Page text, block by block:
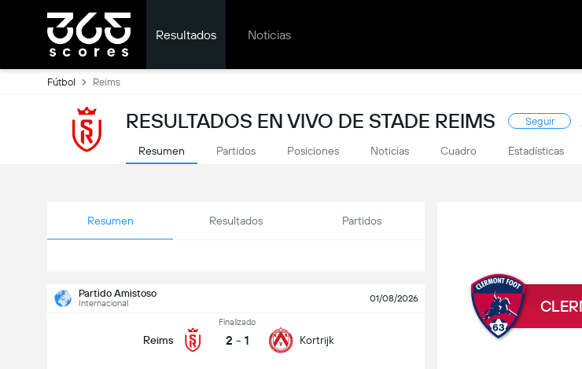
Resultados Noticias
Fútbol Reims
RESULTADOS EN VIVO DE STADE REIMS Seguir
Resumen Partidos Posiciones Noticias Cuadro Estadísticas
Resumen Resultados Partidos
Partido Amistoso
Internacional 01/08/2026
Reims
Finalizado
2 - 1 Kortrijk